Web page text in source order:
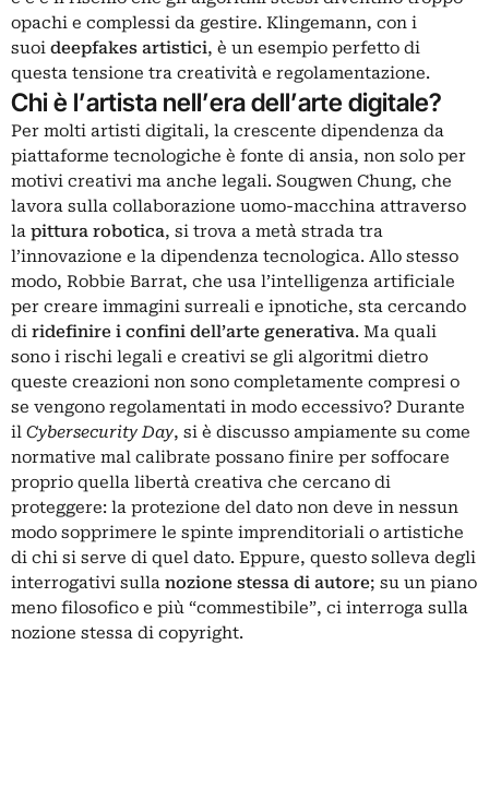
opachi e complessi da gestire. Klingemann, con i
suoi deepfakes artistici, è un esempio perfetto di
questa tensione tra creatività e regolamentazione.
Chi è l’artista nell’era dell’arte digitale?
Per molti artisti digitali, la crescente dipendenza da
piattaforme tecnologiche è fonte di ansia, non solo per
motivi creativi ma anche legali. Sougwen Chung, che
lavora sulla collaborazione uomo-macchina attraverso
la pittura robotica, si trova a metà strada tra
l’innovazione e la dipendenza tecnologica. Allo stesso
modo, Robbie Barrat, che usa l’intelligenza artificiale
per creare immagini surreali e ipnotiche, sta cercando
di ridefinire i confini dell’arte generativa. Ma quali
sono i rischi legali e creativi se gli algoritmi dietro
queste creazioni non sono completamente compresi o
se vengono regolamentati in modo eccessivo? Durante
il Cybersecurity Day, si è discusso ampiamente su come
normative mal calibrate possano finire per soffocare
proprio quella libertà creativa che cercano di
proteggere: la protezione del dato non deve in nessun
modo sopprimere le spinte imprenditoriali o artistiche
di chi si serve di quel dato. Eppure, questo solleva degli
interrogativi sulla nozione stessa di autore; su un piano
meno filosofico e più “commestibile”, ci interroga sulla
nozione stessa di copyright.